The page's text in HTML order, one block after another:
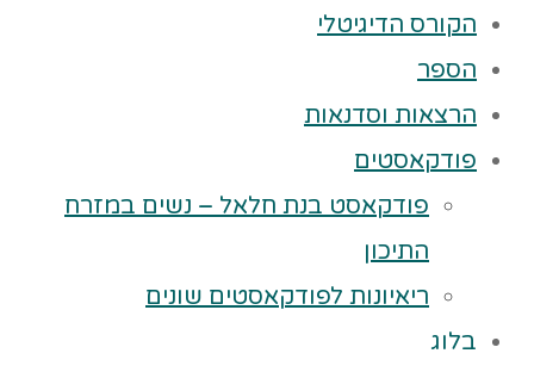
הקורס הדיגיטלי
הספר
הרצאות וסדנאות
פודקאסטים
פודקאסט בנת חלאל – נשים במזרח
התיכון
ריאיונות לפודקאסטים שונים
בלוג